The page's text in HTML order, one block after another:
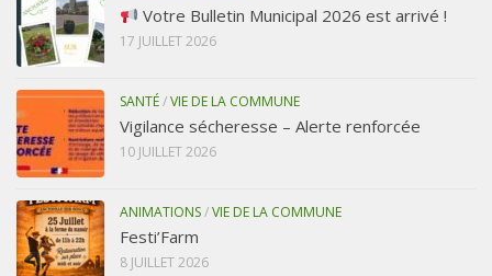
Votre Bulletin Municipal 2026 est arrivé !
17 JUILLET 2026
SANTÉ/VIE DE LA COMMUNE
Vigilance sécheresse – Alerte renforcée
10 JUILLET 2026
ANIMATIONS/VIE DE LA COMMUNE
Festi’Farm
8 JUILLET 2026